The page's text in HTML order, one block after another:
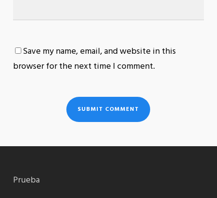
Save my name, email, and website in this
browser for the next time I comment.
Prueba